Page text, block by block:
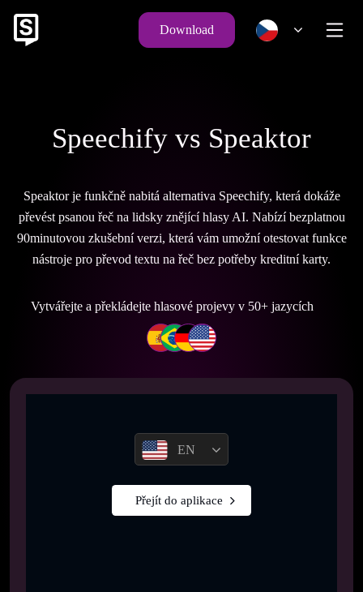
Download
Speechify vs Speaktor
Speaktor je funkčně nabitá alternativa Speechify, která dokáže
převést psanou řeč na lidsky znějící hlasy AI. Nabízí bezplatnou
90minutovou zkušební verzi, která vám umožní otestovat funkce
nástroje pro převod textu na řeč bez potřeby kreditní karty.
Vytvářejte a překládejte hlasové projevy v 50+ jazycích
EN
Přejít do aplikace